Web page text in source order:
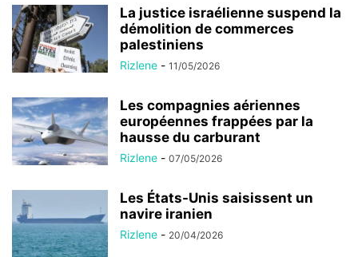
La justice israélienne suspend la
démolition de commerces
palestiniens
Rizlene - 11/05/2026
Les compagnies aériennes
européennes frappées par la
hausse du carburant
Rizlene - 07/05/2026
Les États-Unis saisissent un
navire iranien
Rizlene - 20/04/2026